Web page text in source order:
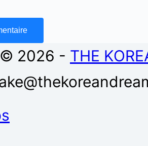
2026 - THE